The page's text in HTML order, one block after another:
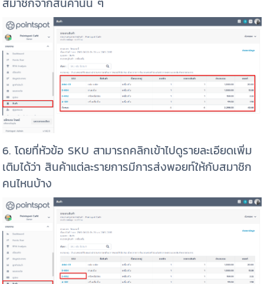
6. โดยที่หัวข้อ SKU สามารถคลิกเข้าไปดูรายละเอียดเพิ่ม
เติมได้ว่า สินค้าแต่ละรายการมีการส่งพอยท์ให้กับสมาชิก
คนไหนบ้าง